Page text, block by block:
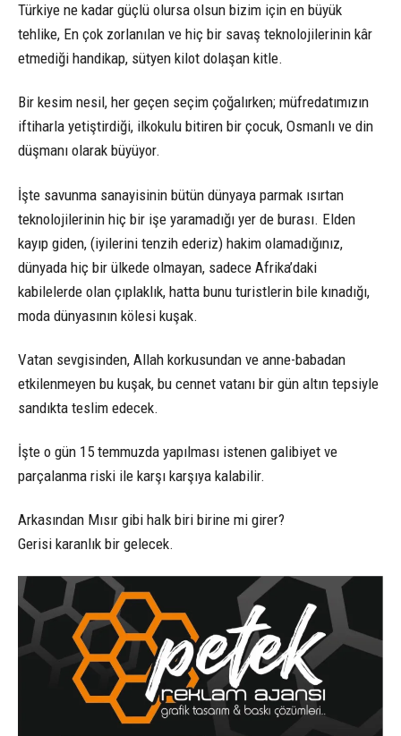
Türkiye ne kadar güçlü olursa olsun bizim için en büyük
tehlike, En çok zorlanılan ve hiç bir savaş teknolojilerinin kâr
etmediği handikap, sütyen kilot dolaşan kitle.
Bir kesim nesil, her geçen seçim çoğalırken; müfredatımızın
iftiharla yetiştirdiği, ilkokulu bitiren bir çocuk, Osmanlı ve din
düşmanı olarak büyüyor.
İşte savunma sanayisinin bütün dünyaya parmak ısırtan
teknolojilerinin hiç bir işe yaramadığı yer de burası. Elden
kayıp giden, (iyilerini tenzih ederiz) hakim olamadığınız,
dünyada hiç bir ülkede olmayan, sadece Afrika’daki
kabilelerde olan çıplaklık, hatta bunu turistlerin bile kınadığı,
moda dünyasının kölesi kuşak.
Vatan sevgisinden, Allah korkusundan ve anne-babadan
etkilenmeyen bu kuşak, bu cennet vatanı bir gün altın tepsiyle
sandıkta teslim edecek.
İşte o gün 15 temmuzda yapılması istenen galibiyet ve
parçalanma riski ile karşı karşıya kalabilir.
Arkasından Mısır gibi halk biri birine mi girer?
Gerisi karanlık bir gelecek.